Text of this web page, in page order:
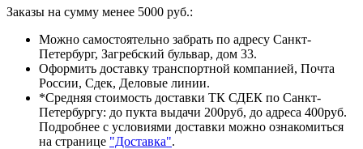
Заказы на сумму менее 5000 руб.:
Можно самостоятельно забрать по адресу Санкт-
Петербург, Загребский бульвар, дом 33.
Оформить доставку транспортной компанией, Почта
России, Сдек, Деловые линии.
*Средняя стоимость доставки ТК СДЕК по Санкт-
Петербургу: до пукта выдачи 200руб, до адреса 400руб.
Подробнее с условиями доставки можно ознакомиться
на странице "Доставка".